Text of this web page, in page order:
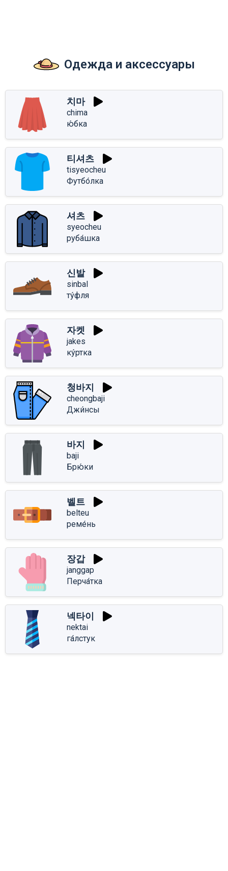
Одежда и аксессуары
치마
chima
ю́бка
티셔츠
tisyeocheu
Футбо́лка
셔츠
syeocheu
руба́шка
신발
sinbal
ту́фля
자켓
jakes
ку́ртка
청바지
cheongbaji
Джи́нсы
바지
baji
Брю́ки
벨트
belteu
реме́нь
장갑
janggap
Перча́тка
넥타이
nektai
га́лстук